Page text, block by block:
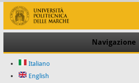
Navigazione
Italiano
English